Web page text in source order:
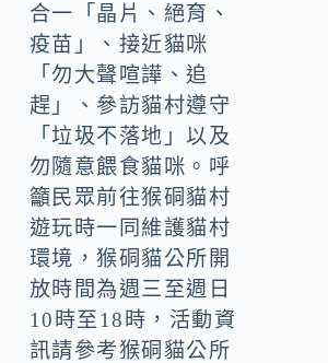
合一「晶片、絕育、
疫苗」、接近貓咪
「勿大聲喧譁、追
趕」、參訪貓村遵守
「垃圾不落地」以及
勿隨意餵食貓咪。呼
籲民眾前往猴硐貓村
遊玩時一同維護貓村
環境，猴硐貓公所開
放時間為週三至週日
10時至18時，活動資
訊請參考猴硐貓公所